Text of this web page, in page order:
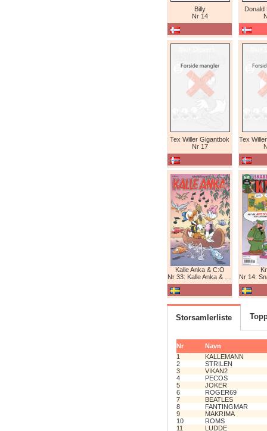
Billy
Nr 14
Donald
Tex Willer Gigantbok
Nr 17
Kalle Anka & C:O
Nr 33: Kalle Anka & C:O
Nr 14:
Storsamlerliste
Nr
Navn
1
KALLEMANN
2
STRILEN
3
VIKAN2
4
PECOS
5
JOKER
6
ROGER69
7
BEATLES
8
FANTINGMAR
9
MAKRIMA
10
ROMS
11
LUDDE